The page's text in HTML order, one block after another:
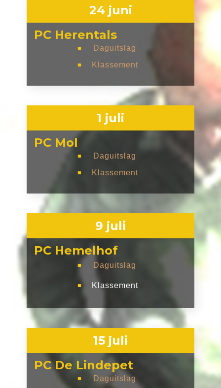
24 juni
PC Herentals
■ Daguitslag
■ Klassement
1 juli
PC Mol
■ Daguitslag
■ Klassement
9 juli
PC Hemelhof
■ Daguitslag
■ Klassement
15 juli
PC De Lindepet
■ Daguitslag